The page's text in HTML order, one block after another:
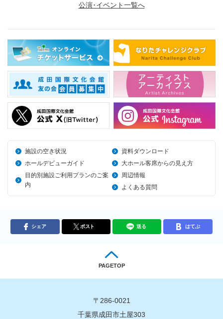
公演･イベント一覧へ
施設の空き状況
資料ダウンロード
ホールデビューガイド
大ホール客席からの見え方
目的別施設ご利用プランのご案
内
周辺情報
よくある質問
シェア ポスト 送る はてぶ
PAGETOP
〒286-0021
千葉県成田市土屋303